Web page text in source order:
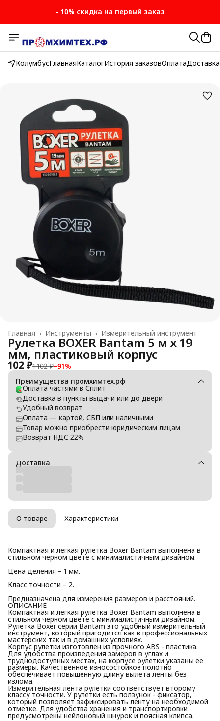
- 10% скидка на первый заказ
КолумбусГлавнаяКаталогИстория заказовОплатаДоставка
Измерительный инструмент
Инструменты ›
Главная ›
Рулетка BOXER Bantam 5 м х 19
мм, пластиковый корпус
102 ₽1 102 ₽−91%
Преимущества промхимтех.рф
Оплата частями в Сплит
Доставка в пункты выдачи или до двери
Удобный возврат
Оплата — картой, СБП или наличными
Товар можно приобрести юридическим лицам
Возврат НДС 22%
Доставка
О товаре Характеристики
Компактная и легкая рулетка Boxer Bantam выполнена в
стильном черном цвете с минималистичным дизайном.
Цена деления – 1 мм.
Класс точности – 2.
Предназначена для измерения размеров и расстояний.
ОПИСАНИЕ
Компактная и легкая рулетка Boxer Bantam выполнена в
стильном черном цвете с минималистичным дизайном.
Рулетка Boxer серии Bantam это удобный измерительный
инструмент, который пригодится как в профессиональных
мастерских так и в домашних условиях.
Корпус рулетки изготовлен из прочного ABS - пластика.
Для удобства произведения замеров в углах и
труднодоступных местах, на корпусе рулетки указаны ее
размеры. Качественное износостойкое полотно
обеспечивает повышенную длину вылета ленты без
излома.
Измерительная лента рулетки соответствует второму
классу точности. У рулетки есть ползунок - фиксатор,
который позволяет зафиксировать ленту на необходимой
отметке. Для удобства хранения и транспортировки
предусмотрены нейлоновый шнурок и поясная клипса.